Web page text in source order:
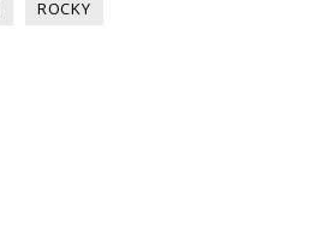
ROCKY